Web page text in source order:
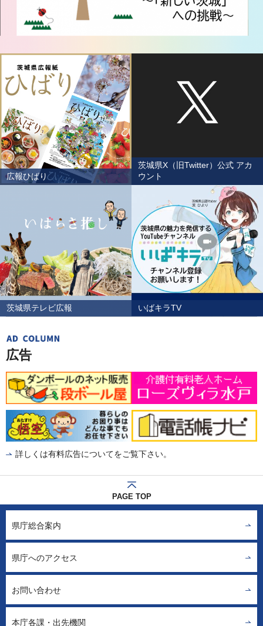
広報ひばり
茨城県X（旧Twitter）公式 アカ
ウント
茨城県テレビ広報 いばキラTV
広告
詳しくは有料広告についてをご覧下さい。
PAGE TOP
県庁総合案内
県庁へのアクセス
お問い合わせ
本庁各課・出先機関